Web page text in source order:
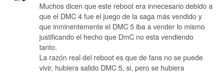
Muchos dicen que este reboot era innecesario debido a
que el DMC 4 fue el juego de la saga más vendido y
que inminentemente el DMC 5 iba a vender lo mismo
justificando el hecho que DmC no esta vendiendo
tanto.
La razón real del reboot es que de fans no se puede
vivir, hubiera salido DMC 5, si, pero se hubiera